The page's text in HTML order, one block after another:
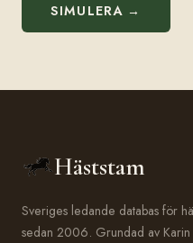
SIMULERA →
Häststam
Sveriges ledande databas för
sedan 2006. Grundad av Karin